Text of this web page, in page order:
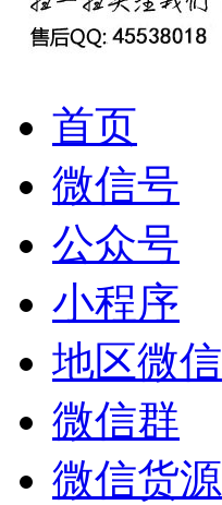
首页
微信号
公众号
小程序
地区微信
微信群
微信货源